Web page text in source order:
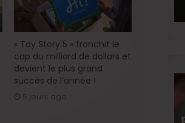
« Toy Story 5 » franchit le
cap du milliard de dollars et
devient le plus grand
succès de l’année !
5 jours ago